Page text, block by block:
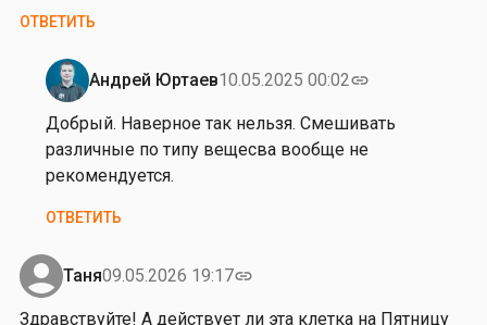
е
п
р
и
х
о
е
а
…
ОТВЕТИТЬ
Андрей Юртаев10.05.2025 00:02link
Ответ
на
д
о
р
й
в
Добрый. Наверное так нельзя. Смешивать
различные по типу вещесва вообще не
рекомендуется.
ОТВЕТИТЬ
Таня09.05.2026 19:17link
Здравствуйте! А действует ли эта клетка на Пятницу